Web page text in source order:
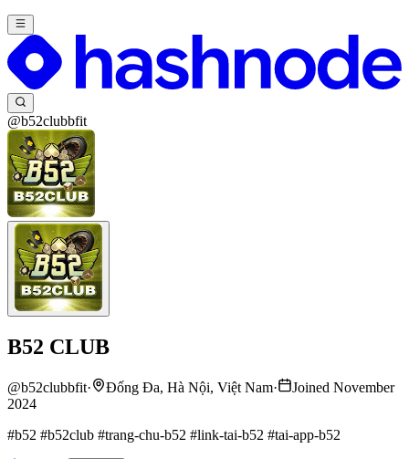
@b52clubbfit
B52 CLUB
@b52clubbfit· Đống Đa, Hà Nội, Việt Nam·
Joined November
2024
#b52 #b52club #trang-chu-b52 #link-tai-b52 #tai-app-b52